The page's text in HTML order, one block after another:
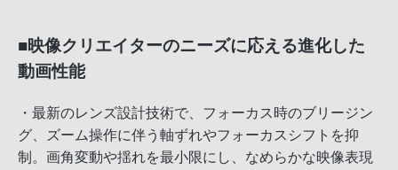
■映像クリエイターのニーズに応える進化した
動画性能
・最新のレンズ設計技術で、フォーカス時のブリージン
グ、ズーム操作に伴う軸ずれやフォーカスシフトを抑
制。画角変動や揺れを最小限にし、なめらかな映像表現